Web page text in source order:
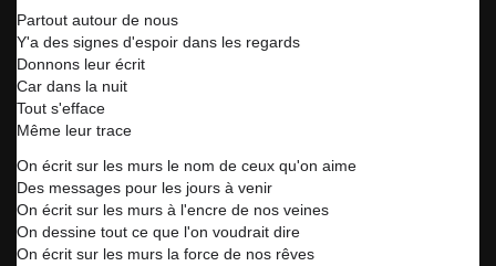
Partout autour de nous
Y'a des signes d'espoir dans les regards
Donnons leur écrit
Car dans la nuit
Tout s'efface
Même leur trace
On écrit sur les murs le nom de ceux qu'on aime
Des messages pour les jours à venir
On écrit sur les murs à l'encre de nos veines
On dessine tout ce que l'on voudrait dire
On écrit sur les murs la force de nos rêves